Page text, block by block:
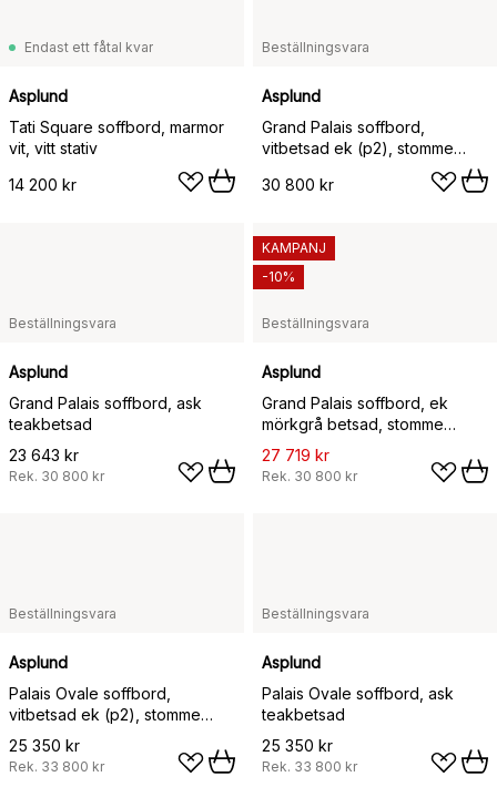
Endast ett fåtal kvar
Asplund
Tati Square soffbord, marmor
vit, vitt stativ
14 200 kr
Beställningsvara
Asplund
Grand Palais soffbord,
vitbetsad ek (p2), stomme
30 800 kr
Beställningsvara
Asplund
Grand Palais soffbord, ask
teakbetsad
23 643 kr
Rek. 30 800 kr
Beställningsvara
Asplund
Grand Palais soffbord, ek
mörkgrå betsad, stomme
mörkgrå betsad ek
27 719 kr
Rek. 30 800 kr
KAMPANJ
-10%
Beställningsvara
Asplund
Palais Ovale soffbord,
vitbetsad ek (p2), stomme
vitbetsad ek
25 350 kr
Rek. 33 800 kr
Beställningsvara
Asplund
Palais Ovale soffbord, ask
teakbetsad
25 350 kr
Rek. 33 800 kr